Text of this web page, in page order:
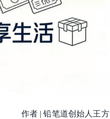
作者 | 铅笔道创始人王方